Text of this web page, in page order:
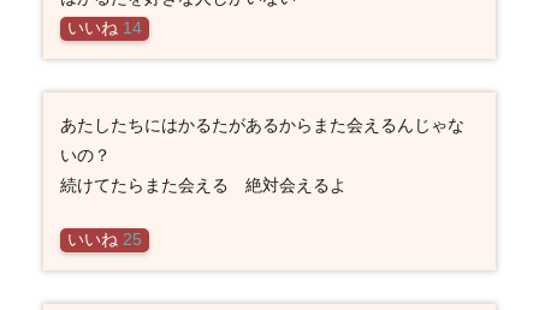
いいね 14
あたしたちにはかるたがあるからまた会えるんじゃな
いの？
続けてたらまた会える 絶対会えるよ
いいね 25